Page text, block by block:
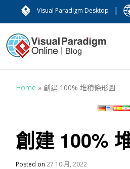
Visual Paradigm Desktop |
Home »創建 100% 堆積條形圖
創建 100%
Posted on27 10 月, 2022